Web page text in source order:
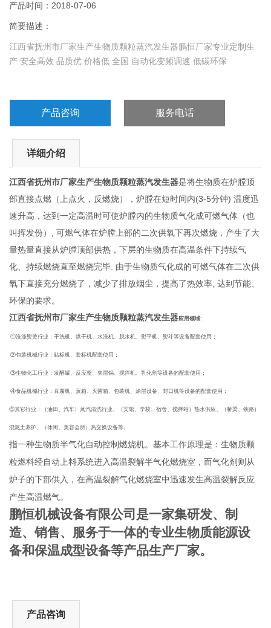
产品时间：2018-07-06
简要描述：
江西省抚州市厂家生产生物质颗粒蒸汽发生器鹏恒厂家专业定制生
产 安全高效 品质优 价格低 全国 自动化变频调速 低碳环保
产品咨询 服务电话
详细介绍
江西省抚州市厂家生产生物质颗粒蒸汽发生器是将生物质在炉膛顶
部直接点燃（上点火，反燃烧），炉膛在短时间内(3-5分钟) 温度迅
速升高，达到一定高温时可使炉膛内的生物质气化成可燃气体（也
叫挥发份）, 可燃气体在炉膛上部的二次供氧下再次燃烧，产生了大
量热量直接从炉膛顶部供热，下层的生物质在高温条件下持续气
化、持续燃烧直至燃烧完毕. 由于生物质气化成的可燃气体在二次供
氧下直接充分燃烧了，减少了排放烟尘，提高了热效率, 达到节能、
环保的要求。
江西省抚州市厂家生产生物质颗粒蒸汽发生器应用领域:
①洗涤熨烫行业：干洗机、烘干机、水洗机、脱水机、熨平机、熨斗等设备配套使用；
②包装机械行业：贴标机、套标机配套使用；
③生物化工行业：发酵罐、反应釜、夹层锅、搅拌机、乳化剂等设备的配套使用；
④食品机械行业：豆腐机、蒸箱、灭菌箱、包装机、涂层设备、封口机等设备的配套使用；
⑤其它行业：（油田、汽车）蒸汽清洗行业、（宾馆、学校、宿舍、搅拌站）热水供应、（桥梁、铁路）
混泥土养护、（休闲、美容会所）热交换设备等。
指一种生物质半气化自动控制燃烧机。基本工作原理是：生物质颗
粒燃料经自动上料系统进入高温裂解半气化燃烧室，而气化剂则从
炉子的下部供入，在高温裂解气化燃烧室中迅速发生高温裂解反应
产生高温燃气。
鹏恒机械设备有限公司是一家集研发、制
造、销售、服务于一体的专业生物质能源设
备和保温成型设备等产品生产厂家。
产品咨询